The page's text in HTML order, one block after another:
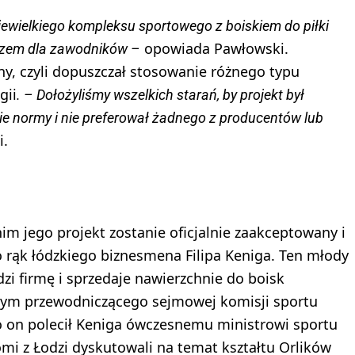
kompleksu sportowego z boiskiem do piłki
dla zawodników – opowiada Pawłowski.
czyli dopuszczał stosowanie różnego typu
. – Dołożyliśmy wszelkich starań, by projekt był
normy i nie preferował żadnego z producentów lub
jego projekt zostanie oficjalnie zaakceptowany i
łódzkiego biznesmena Filipa Keniga. Ten młody
firmę i sprzedaje nawierzchnie do boisk
przewodniczącego sejmowej komisji sportu
on polecił Keniga ówczesnemu ministrowi sportu
z Łodzi dyskutowali na temat kształtu Orlików